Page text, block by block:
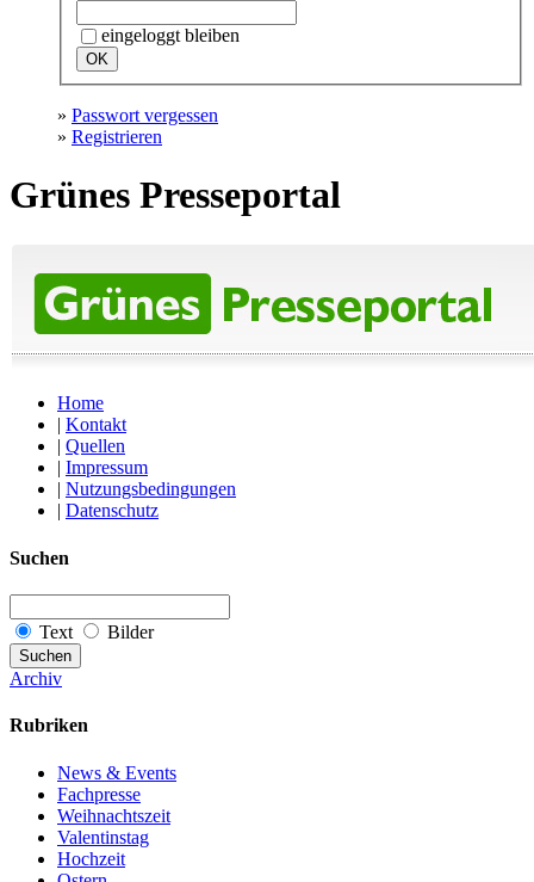
eingeloggt bleiben
» Passwort vergessen
» Registrieren
Grünes Presseportal
Home
Kontakt
Quellen
Impressum
Nutzungsbedingungen
Datenschutz
Suchen
Text Bilder
Suchen
Archiv
Rubriken
News & Events
Fachpresse
Weihnachtszeit
Valentinstag
Hochzeit